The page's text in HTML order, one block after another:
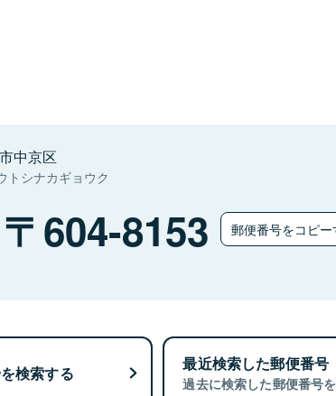
中京区
トシナカギョウク
604-8153 郵便番号をコピー
検索する 最近検索した郵便番号
過去に検索した郵便番号